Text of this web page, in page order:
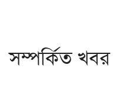
সম্পর্কিত খবর